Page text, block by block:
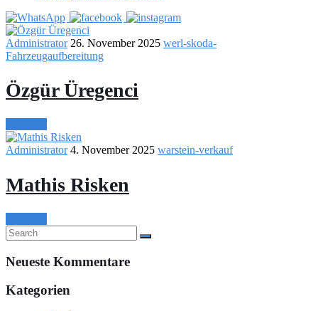
Administrator 26. November 2025 werl-skoda-
Fahrzeugaufbereitung
Özgür Üregenci
Administrator 4. November 2025 warstein-verkauf
Mathis Risken
Neueste Kommentare
Kategorien